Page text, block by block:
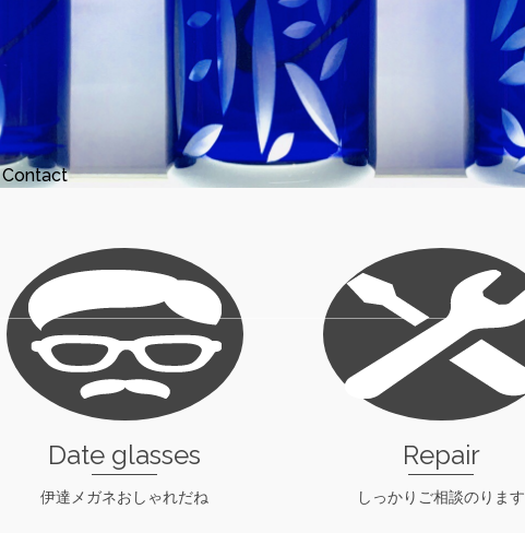
Contact
Date glasses
伊達メガネおしゃれだね
Repair
しっかりご相談のります